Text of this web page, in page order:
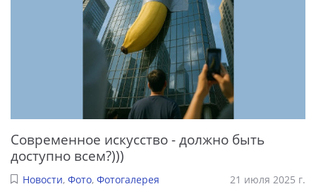
Современное искусство - должно быть
доступно всем?)))
Новости, Фото, Фотогалерея 21 июля 2025 г.